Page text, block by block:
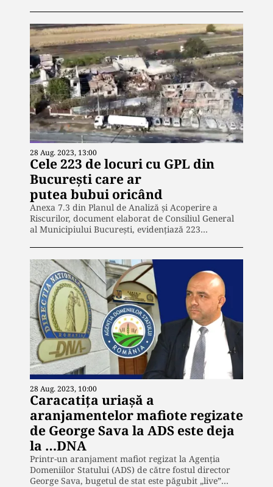
28 Aug. 2023, 13:00
Cele 223 de locuri cu GPL din
București care ar
putea bubui oricând
Anexa 7.3 din Planul de Analiză și Acoperire a
Riscurilor, document elaborat de Consiliul General
al Municipiului București, evidențiază 223…
28 Aug. 2023, 10:00
Caracatița uriașă a
aranjamentelor mafiote regizate
de George Sava la ADS este deja
la …DNA
Printr-un aranjament mafiot regizat la Agenția
Domeniilor Statului (ADS) de către fostul director
George Sava, bugetul de stat este păgubit „live”…